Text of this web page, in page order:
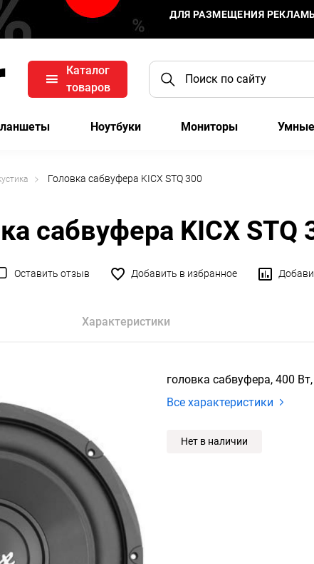
ДЛЯ РАЗМЕЩЕНИЯ
Каталог
товаров
Ноутбуки Мониторы
Головка сабвуфера KICX STQ 300
сабвуфера KICX STQ
Оставить отзыв Добавить в избранное
Характеристики
головка сабвуфера, 400
Все характеристики
Нет в наличии